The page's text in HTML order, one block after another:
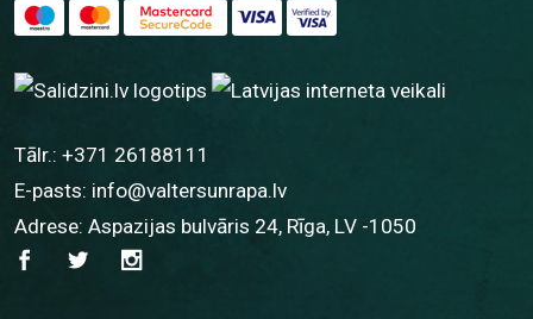
Tālr.: +371 26188111
E-pasts: info@valtersunrapa.lv
Adrese: Aspazijas bulvāris 24, Rīga, LV -1050